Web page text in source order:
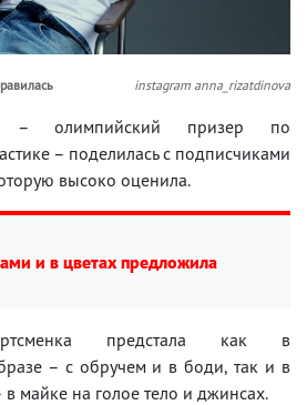
instagram anna_rizatdinova
– олимпийский призер по
– поделилась с подписчиками
высоко оценила.
и в цветах предложила
предстала как в
– с обручем и в боди, так и в
майке на голое тело и джинсах.